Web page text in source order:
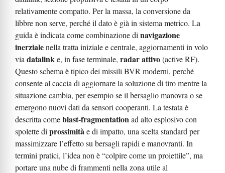
relativamente compatto. Per la massa, la conversione da
libbre non serve, perché il dato è già in sistema metrico. La
guida è indicata come combinazione di navigazione
inerzialenella tratta iniziale e centrale, aggiornamenti in volo
via datalinke, in fase terminale, radar attivo(active RF).
Questo schema è tipico dei missili BVR moderni, perché
consente al caccia di aggiornare la soluzione di tiro mentre la
situazione cambia, per esempio se il bersaglio manovra o se
emergono nuovi dati da sensori cooperanti. La testata è
descritta comeblast-fragmentationad alto esplosivo con
spolette di prossimitàe di impatto, una scelta standard per
massimizzare l’effetto su bersagli rapidi e manovranti. In
termini pratici, l’idea non è “colpire come un proiettile”, ma
portare una nube di frammenti nella zona utile al